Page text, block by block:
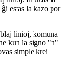
kiuj ankaŭ
estas la kazo por
linioj, komuna
simple krei